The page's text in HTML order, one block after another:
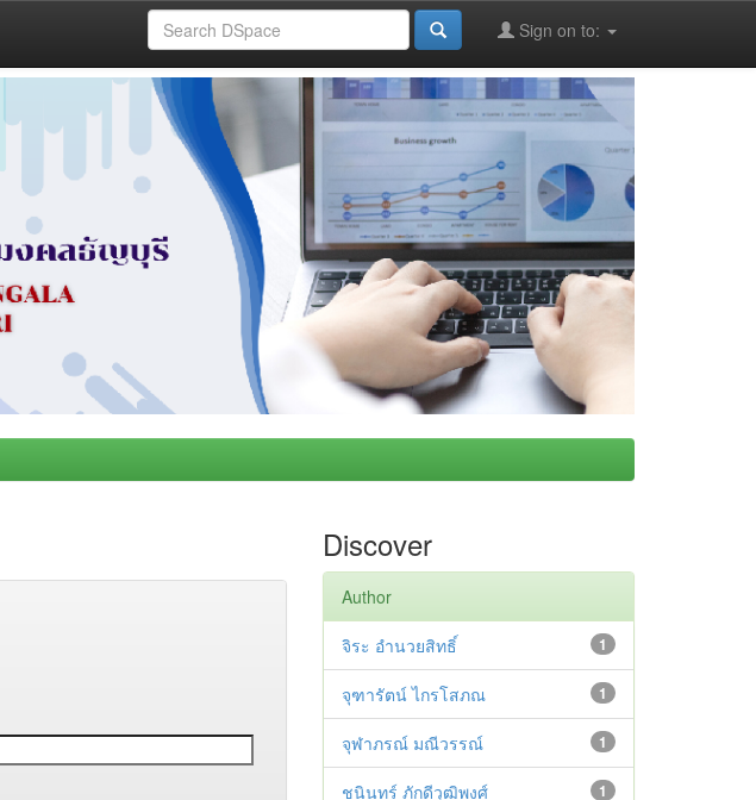
Sign on to:
Discover
Author
1
จิระ อำนวยสิทธิ์
1
จุฑารัตน์ ไกรโสภณ
1
จุฬาภรณ์ มณีวรรณ์
1
ชนินทร์ ภักดีวุฒิพงศ์